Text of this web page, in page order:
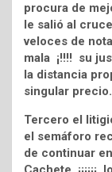
procura de
le salió al
veloces de
mala ¡!!!! su
la distancia
singular
Tercero el
el semáforo
de continuar